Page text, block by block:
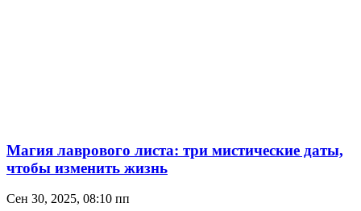
Магия лаврового листа: три мистические даты,
чтобы изменить жизнь
Сен 30, 2025, 08:10 пп